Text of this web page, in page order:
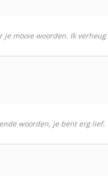
mooie woorden. Ik
woorden, je bent erg lief.